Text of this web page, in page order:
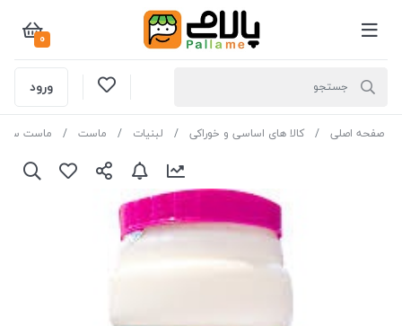
0
ورود
صفحه اصلی کالا های اساسی و خوراکی لبنیات ماست ماست